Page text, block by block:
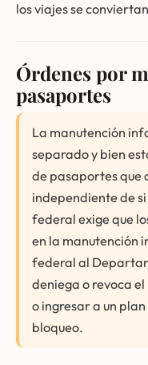
los viajes se
Órdenes por
pasaportes
La manutención
separado y bien
de pasaportes que
independiente de
federal exige que
en la manutención
federal al
deniega o revoca
o ingresar a un
bloqueo.